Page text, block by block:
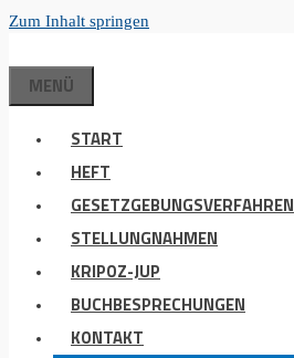
Zum Inhalt springen
MENÜ
START
HEFT
GESETZGEBUNGSVERFAHREN
STELLUNGNAHMEN
KRIPOZ-JUP
BUCHBESPRECHUNGEN
KONTAKT